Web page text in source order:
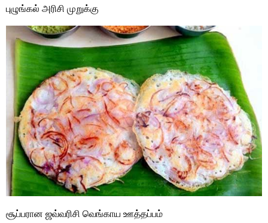
புழுங்கல் அரிசி முறுக்கு
சூப்பரான ஜவ்வரிசி வெங்காய ஊத்தப்பம்